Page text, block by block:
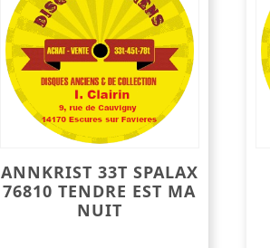
ANNKRIST 33T SPALAX
76810 TENDRE EST MA
NUIT